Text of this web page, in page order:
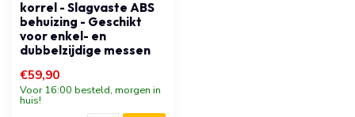
korrel - Slagvaste ABS
behuizing - Geschikt
voor enkel- en
dubbelzijdige messen
€59,90
Voor 16:00 besteld, morgen in
huis!